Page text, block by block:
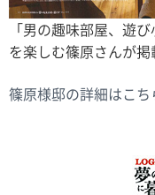
「男の趣味部屋、遊
を楽しむ篠原さんが掲
篠原様邸の詳細はこち